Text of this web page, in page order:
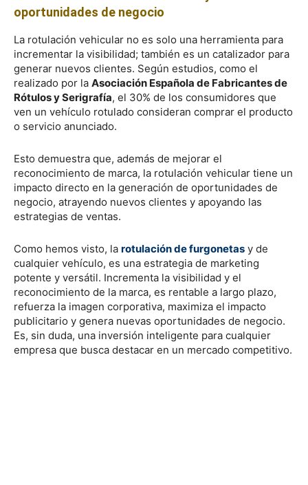
oportunidades de negocio
La rotulación vehicular no es solo una herramienta para
incrementar la visibilidad; también es un catalizador para
generar nuevos clientes. Según estudios, como el
realizado por la Asociación Española de Fabricantes de
Rótulos y Serigrafía, el 30% de los consumidores que
ven un vehículo rotulado consideran comprar el producto
o servicio anunciado.
Esto demuestra que, además de mejorar el
reconocimiento de marca, la rotulación vehicular tiene un
impacto directo en la generación de oportunidades de
negocio, atrayendo nuevos clientes y apoyando las
estrategias de ventas.
Como hemos visto, la rotulación de furgonetas y de
cualquier vehículo, es una estrategia de marketing
potente y versátil. Incrementa la visibilidad y el
reconocimiento de la marca, es rentable a largo plazo,
refuerza la imagen corporativa, maximiza el impacto
publicitario y genera nuevas oportunidades de negocio.
Es, sin duda, una inversión inteligente para cualquier
empresa que busca destacar en un mercado competitivo.